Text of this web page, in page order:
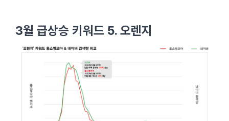
3월 급상승 키워드 5. 오렌지